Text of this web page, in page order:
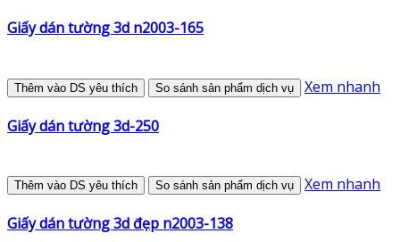
Giấy dán tường 3d n2003-165
Thêm vào DS yêu thích So sánh sản phẩm dịch vụ Xem nhanh
Giấy dán tường 3d-250
Thêm vào DS yêu thích So sánh sản phẩm dịch vụ Xem nhanh
Giấy dán tường 3d đẹp n2003-138